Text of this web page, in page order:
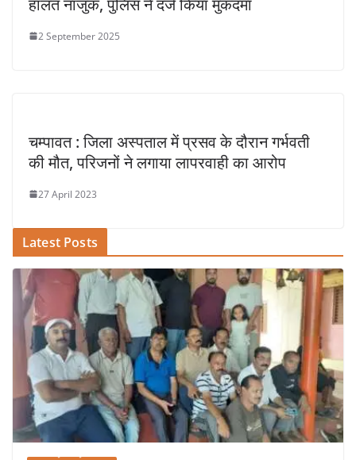
हालत नाजुक, पुलिस ने दर्ज किया मुकदमा
2 September 2025
​चम्पावत : जिला अस्पताल में प्रसव के दौरान गर्भवती
की मौत, परिजनों ने लगाया लापरवाही का आरोप
27 April 2023
Latest Posts